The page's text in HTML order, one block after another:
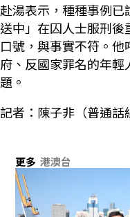
赴湯表示，種種事例
送中」在囚人士服刑
口號，與事實不符。
府、反國家罪名的年
題。
記者：陳子非（普通話
更多 港澳台